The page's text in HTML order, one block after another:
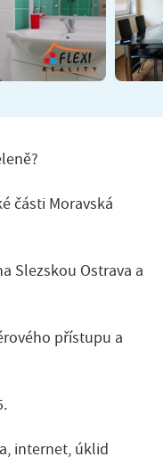
části Moravská
Slezskou Ostrava a
přístupu a
internet, úklid